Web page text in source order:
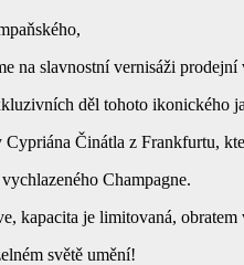
na slavnostní vernisáži
děl tohoto ikonického
Činátla z Frankfurtu,
Champagne.
kapacita je limitovaná, obratem
světě umění!